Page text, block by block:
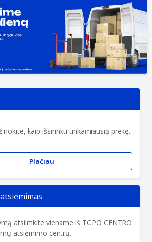
kaip išsirinkti tinkamiausią prekę.
Plačiau
atsiimkite viename iš TOPO CENTRO
atsiėmimo centrų.